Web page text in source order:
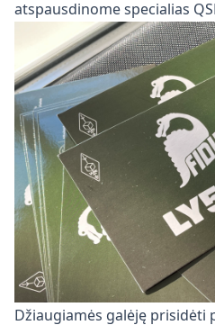
atspausdinome specialias
Džiaugiamės galėję prisidėti